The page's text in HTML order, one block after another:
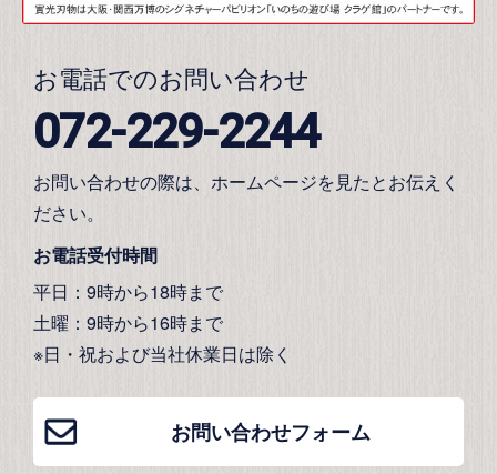
お電話でのお問い合わせ
072-229-2244
お問い合わせの際は、ホームページを見たとお伝えく
ださい。
お電話受付時間
平日：9時から18時まで
土曜：9時から16時まで
※日・祝および当社休業日は除く
お問い合わせフォーム